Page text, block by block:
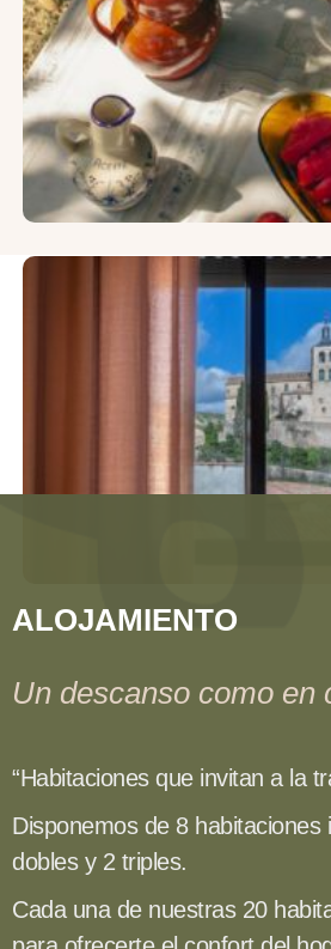
ALOJAMIENTO
Un descanso como en
“Habitaciones que invitan a la
Disponemos de 8 habitaciones
dobles y 2 triples.
Cada una de nuestras 20